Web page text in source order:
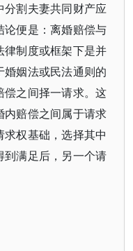
割夫妻共同财产应
便是：离婚赔偿与
制度或框架下是并
姻法或民法通则的
之间择一请求。这
赔偿之间属于请求
权基础，选择其中
满足后，另一个请